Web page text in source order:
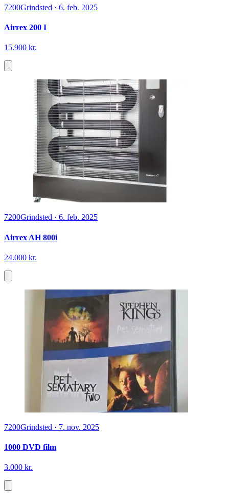
7200Grindsted · 6. feb. 2025
Airrex 200 I
15.900 kr.
7200Grindsted · 6. feb. 2025
Airrex AH 800i
24.000 kr.
7200Grindsted · 7. nov. 2025
1000 DVD film
3.000 kr.